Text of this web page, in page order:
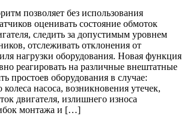
позволяет без использования
оценивать состояние обмоток
следить за допустимым уровнем
отслеживать отклонения от
нагрузки оборудования. Новая функция
реагировать на различные внештатные
простоев оборудования в случае:
колеса насоса, возникновения утечек,
двигателя, излишнего износа
монтажа и […]